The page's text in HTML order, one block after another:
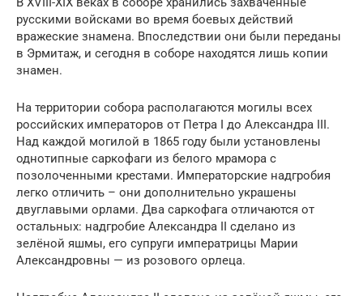
русскими войсками во время боевых действий
вражеские знамена. Впоследствии они были переданы
в Эрмитаж, и сегодня в соборе находятся лишь копии
знамен.
На территории собора располагаются могилы всех
российских императоров от Петра I до Александра III.
Над каждой могилой в 1865 году были установлены
однотипные саркофаги из белого мрамора с
позолоченными крестами. Императорские надгробия
легко отличить – они дополнительно украшены
двуглавыми орлами. Два саркофага отличаются от
остальных: надгробие Александра II сделано из
зелёной яшмы, его супруги императрицы Марии
Александровны — из розового орлеца.